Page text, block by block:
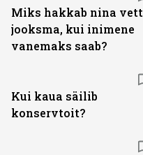
Miks hakkab nina vett
jooksma, kui inimene
vanemaks saab?
Kui kaua säilib
konservtoit?